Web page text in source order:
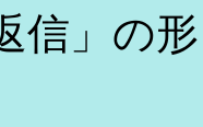
信」の